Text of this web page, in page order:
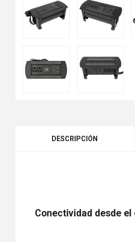
DESCRIPCIÓN
Conectividad desde